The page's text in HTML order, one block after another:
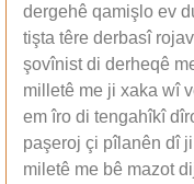
dergehê qamişlo ev
tişta têre derbasî
şovînist di derheqê
milletê me ji xaka wî
em îro di tengahîkî
paşeroj çi pîlanên dî
miletê me bê mazot